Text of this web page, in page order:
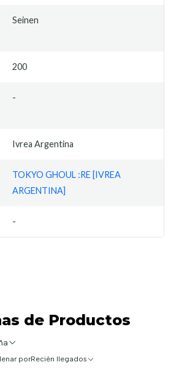
Seinen
200
-
Ivrea Argentina
TOKYO GHOUL :RE [IVREA
ARGENTINA]
-
de Productos
porRecién llegados